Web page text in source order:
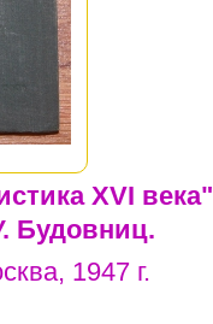
XVI
Будовниц.
1947 г.